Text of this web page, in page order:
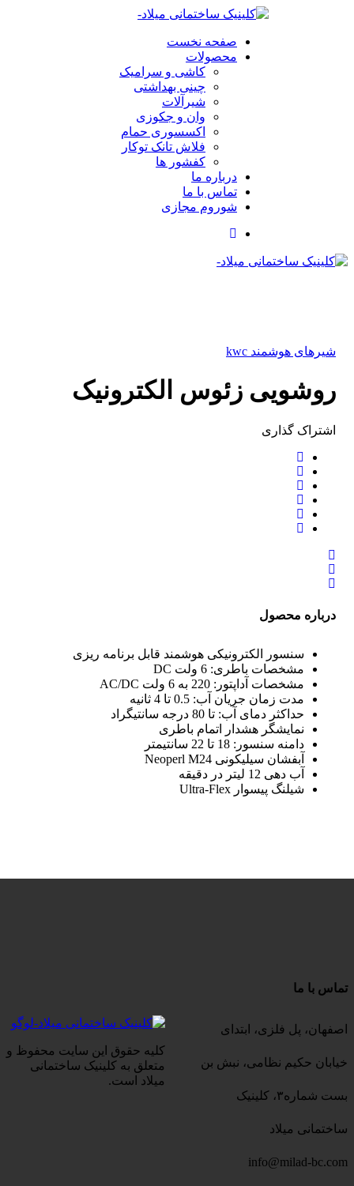
صفحه نخست
محصولات
کاشی و سرامیک
چینی بهداشتی
شیرآلات
وان و جکوزی
اکسسوری حمام
فلاش تانک توکار
کفشور ها
درباره ما
تماس با ما
شوروم مجازی
شیرهای هوشمند kwc
روشویی زئوس الکترونیک
اشتراک ‌گذاری
درباره محصول
سنسور الکترونیکی هوشمند قابل برنامه ریزی
مشخصات باطری: 6 ولت
DC
مشخصات آداپتور: 220 به 6 ولت
AC/DC
مدت زمان جریان آب: 0.5 تا 4 ثانیه
حداکثر دمای آب: تا 80 درجه سانتیگراد
نمایشگر هشدار اتمام باطری
دامنه سنسور: 18 تا 22 سانتیمتر
آبفشان سیلیکونی Neoperl M24
آب دهی 12 لیتر در دقیقه
شیلنگ پیسوار Ultra-Flex
کلیه حقوق این سایت محفوظ و
متعلق به کلینیک ساختمانی
میلاد است.
تماس با ما
اصفهان، پل فلزی، ابتدای
خیابان حکیم نظامی، نبش بن
بست شماره۳، کلینیک
ساختمانی میلاد
info@milad-bc.com